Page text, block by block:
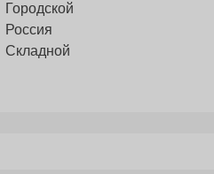
Городской
Россия
Складной